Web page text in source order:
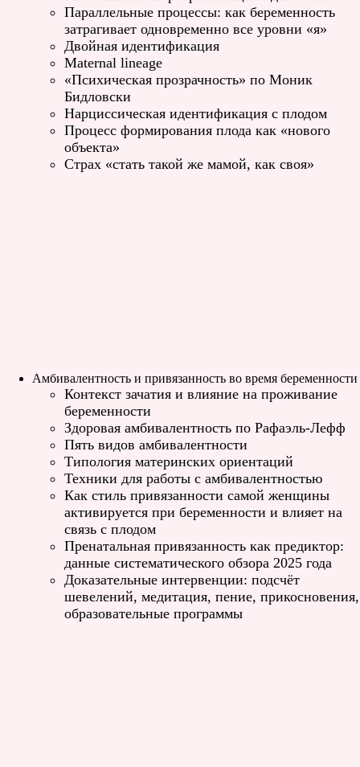
Параллельные процессы: как беременность
затрагивает одновременно все уровни «я»
Двойная идентификация
Maternal lineage
«Психическая прозрачность» по Моник
Бидловски
Нарциссическая идентификация с плодом
Процесс формирования плода как «нового
объекта»
Страх «стать такой же мамой, как своя»
Амбивалентность и привязанность во время беременности
Контекст зачатия и влияние на проживание
беременности
Здоровая амбивалентность по Рафаэль-Лефф
Пять видов амбивалентности
Типология материнских ориентаций
Техники для работы с амбивалентностью
Как стиль привязанности самой женщины
активируется при беременности и влияет на
связь с плодом
Пренатальная привязанность как предиктор:
данные систематического обзора 2025 года
Доказательные интервенции: подсчёт
шевелений, медитация, пение, прикосновения,
образовательные программы